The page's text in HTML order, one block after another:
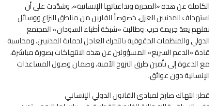
الكاملة عن هذه «المجزرة وتداعياتها الإنسانية»، وشدَّدت على أن
استهداف المدنيين العزل، خصوصاً الفارين من مناطق النزاع ووسائل
نقلهم يعدّ جريمة حرب. وطالبت «شبكة أطباء السودان» المجتمع
الدولي والمنظمات الحقوقية بالتحرك العاجل لحماية المدنيين، ومحاسبة
قادة «الدعم السريع» المسؤولين عن هذه الانتهاكات بصورة مباشرة،
مع الدعوة إلى تأمين طرق النزوح الآمنة، وضمان وصول المساعدات
الإنسانية دون عوائق.
قطر: انتهاك صارخ لمبادئ القانون الدولي الإنساني